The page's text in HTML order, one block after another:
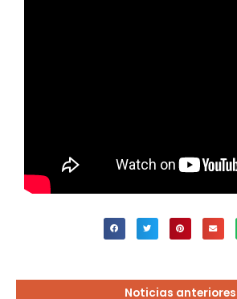
Noticias anteriores
Página
PáginaPáginaPágina
Página